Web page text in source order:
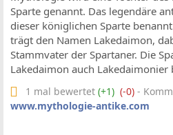
Sparte genannt. Das legendäre
dieser königlichen Sparte
trägt den Namen Lakedaimon,
Stammvater der Spartaner. Die
Lakedaimon auch Lakedaimonier
1 mal bewertet (+1) (-0) -
www.mythologie-antike.com